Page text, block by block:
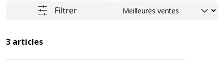
Filtrer Trier
3 articles